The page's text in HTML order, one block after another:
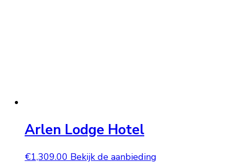
Arlen Lodge Hotel
€1,309.00 Bekijk de aanbieding